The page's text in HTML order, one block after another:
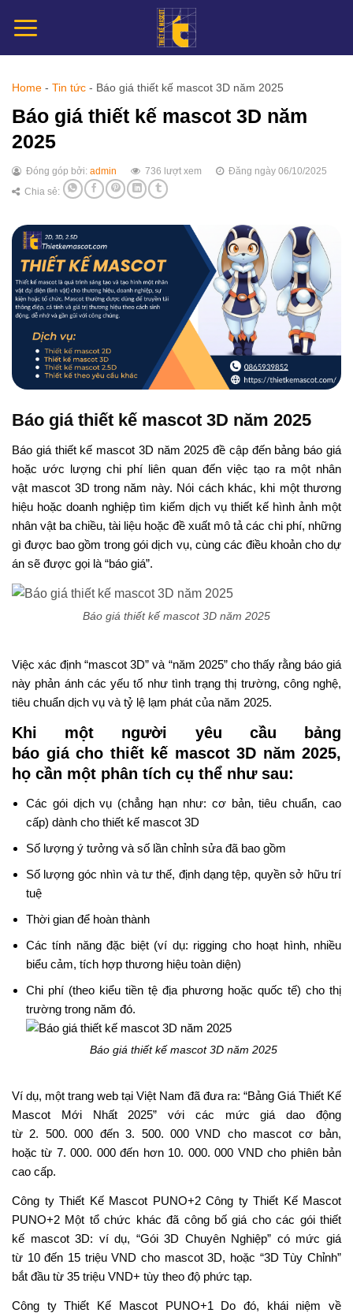
đến
Home - Tin tức - Báo giá thiết kế mascot 3D năm 2025
Báo giá thiết kế mascot 3D năm
2025
Đóng góp bởi: admin 736 lượt xem
Đăng ngày 06/10/2025
Chia sẻ:
Báo giá thiết kế mascot 3D năm 2025
Báo giá thiết kế mascot 3D năm 2025đề cập đếnbảng báo giá
hoặc ước lượng chi phí liên quan đếnviệc tạo ramột nhân
vật mascot 3D trong năm này. Nói cách khác, khi một thương
hiệu hoặc doanh nghiệp tìm kiếm dịch vụ thiết kế hình ảnh một
nhân vật ba chiều, tài liệu hoặc đề xuất mô tả các chi phí, những
gì được bao gồmtrong gói dịch vụ, cùngcác điều khoảncho dự
án sẽ được gọi là “báo giá”.
Báo giá thiết kế mascot 3D năm 2025
Việcxác định “mascot 3D” và “năm 2025” cho thấy rằng báo giá
này phản ánh các yếu tố như tình trạng thị trường, công nghệ,
tiêu chuẩn dịch vụ và tỷ lệ lạm phát của năm 2025.
Khi một người yêu cầu
bảng
báo giá cho thiết kế mascot 3D năm 2025,
họ cần một phân tích cụ thể như sau:
Các gói dịch vụ (chẳng hạn như: cơ bản, tiêu chuẩn, cao
cấp) dành cho thiết kế mascot 3D
Số lượng ý tưởng và số lần chỉnh sửa đã bao gồm
Số lượng góc nhìn và tư thế, định dạng tệp, quyền sở hữutrí
tuệ
Thời gian để hoàn thành
Các tính năng đặc biệt (ví dụ: rigging cho hoạt hình, nhiều
biểu cảm, tích hợp thương hiệu toàn diện)
Chi phí (theo kiểu tiền tệ địa phương hoặc quốc tế) cho thị
trường trong năm đó.
Báo giá thiết kế mascot 3D năm 2025
Ví dụ, một trang web tại Việt Nam đã đưa ra: “Bảng Giá Thiết Kế
Mascot Mới Nhất 2025” với các mức giádao động
từ 2. 500. 000 đến3. 500. 000 VND cho mascot cơ bản,
hoặctừ 7. 000. 000đến hơn10. 000. 000 VND cho phiên bản
cao cấp.
Công ty Thiết Kế Mascot PUNO+2 Công ty Thiết Kế Mascot
PUNO+2 Một tổ chức khácđã công bốgiá cho các góithiết
kế mascot 3D: ví dụ, “Gói 3D Chuyên Nghiệp” có mức giá
từ 10đến 15 triệu VND cho mascot 3D, hoặc “3D Tùy Chỉnh”
bắt đầu từ 35 triệu VND+ tùy theo độ phức tạp.
Công ty Thiết Kế Mascot PUNO+1 Do đó, khái niệmvề